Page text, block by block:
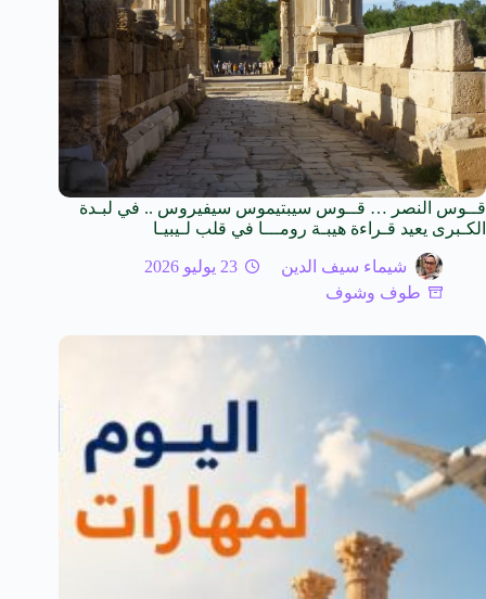
قــوس النصر … قــوس سيبتيموس سيفيروس .. في لبـدة
الكـبرى يعيد قـراءة هيبـة رومـــا في قلب لـيبيـا
شيماء سيف الدين
23 يوليو 2026
طوف وشوف